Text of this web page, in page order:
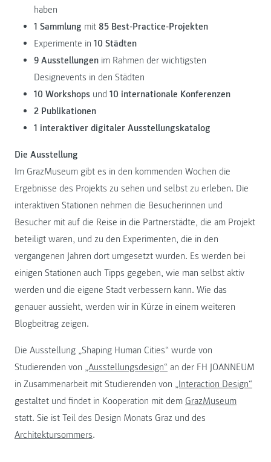
haben
1 Sammlung mit 85 Best-Practice-Projekten
Experimente in 10 Städten
9 Ausstellungen im Rahmen der wichtigsten
Designevents in den Städten
10 Workshops und 10 internationale Konferenzen
2 Publikationen
1 interaktiver digitaler Ausstellungskatalog
Die Ausstellung
Im GrazMuseum gibt es in den kommenden Wochen die
Ergebnisse des Projekts zu sehen und selbst zu erleben. Die
interaktiven Stationen nehmen die Besucherinnen und
Besucher mit auf die Reise in die Partnerstädte, die am Projekt
beteiligt waren, und zu den Experimenten, die in den
vergangenen Jahren dort umgesetzt wurden. Es werden bei
einigen Stationen auch Tipps gegeben, wie man selbst aktiv
werden und die eigene Stadt verbessern kann. Wie das
genauer aussieht, werden wir in Kürze in einem weiteren
Blogbeitrag zeigen.
Die Ausstellung „Shaping Human Cities“ wurde von
Studierenden von „Ausstellungsdesign“ an der FH JOANNEUM
in Zusammenarbeit mit Studierenden von „Interaction Design“
gestaltet und findet in Kooperation mit dem GrazMuseum
statt. Sie ist Teil des Design Monats Graz und des
Architektursommers.